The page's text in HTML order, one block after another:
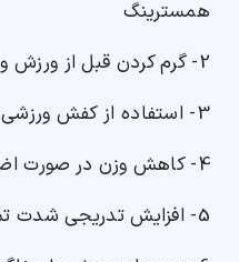
همسترینگ
2- گرم کردن قبل از ورزش و سرد کردن بعد از آن
3- استفاده از کفش ورزشی مناسب
4- کاهش وزن در صورت اضافه‌وزن
5- افزایش تدریجی شدت تمرینات — نه ناگهانی